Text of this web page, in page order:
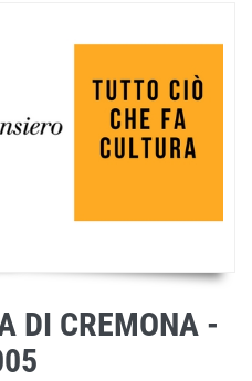
DI CREMONA -